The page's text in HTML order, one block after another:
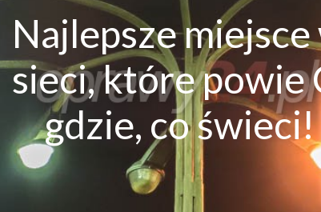
Najlepsze miejsce
sieci, które powie
gdzie, co świeci!